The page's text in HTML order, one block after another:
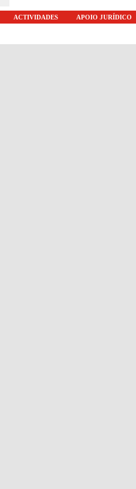
ACTIVIDADES APOIO JURÍDICO